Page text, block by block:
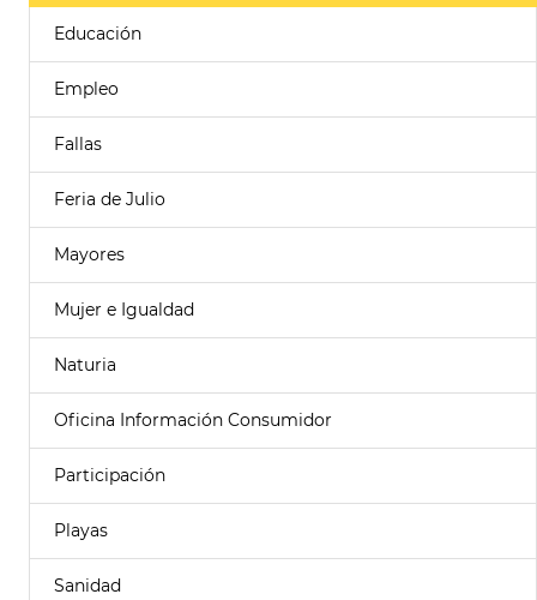
Educación
Empleo
Fallas
Feria de Julio
Mayores
Mujer e Igualdad
Naturia
Oficina Información Consumidor
Participación
Playas
Sanidad